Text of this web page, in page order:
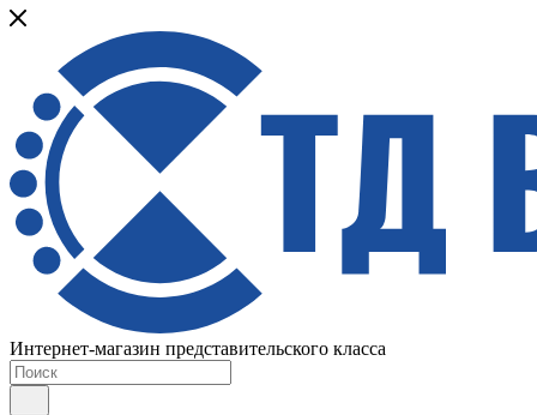
Интернет-магазин представительского класса